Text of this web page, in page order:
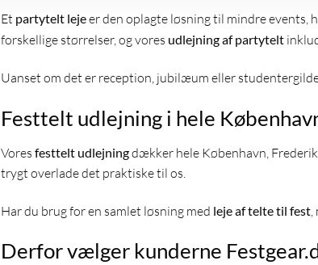
Et partytelt lejeer den oplagte løsning til mindre events,
forskellige størrelser, og vores udlejning af partytelt
Uanset om det er reception, jubilæum eller
Festtelt udlejning i hele
Vores festtelt udlejningdækker hele København,
trygt overlade det praktiske til os.
Har du brug for en samlet løsning med leje af telte til fest
Derfor vælger kunderne